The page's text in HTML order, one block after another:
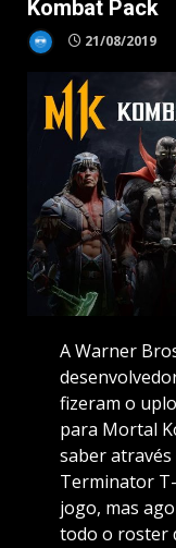
Kombat Pack
21/08/2019
A Warner
fizeram o
para Mortal
saber através
Terminator
jogo, mas
todo o roster